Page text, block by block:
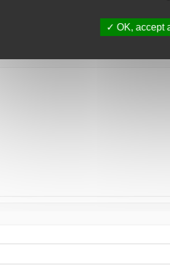
OK, accept
n'est pas acceptée